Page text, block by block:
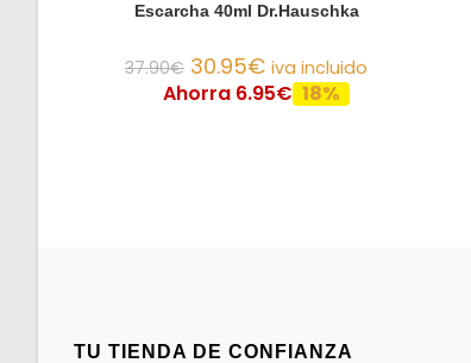
Escarcha 40ml Dr.Hauschka
37.90€ 30.95€ iva incluido
Ahorra 6.95€ 18%
TU TIENDA DE CONFIANZA